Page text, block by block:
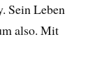
Sein Leben
also. Mit